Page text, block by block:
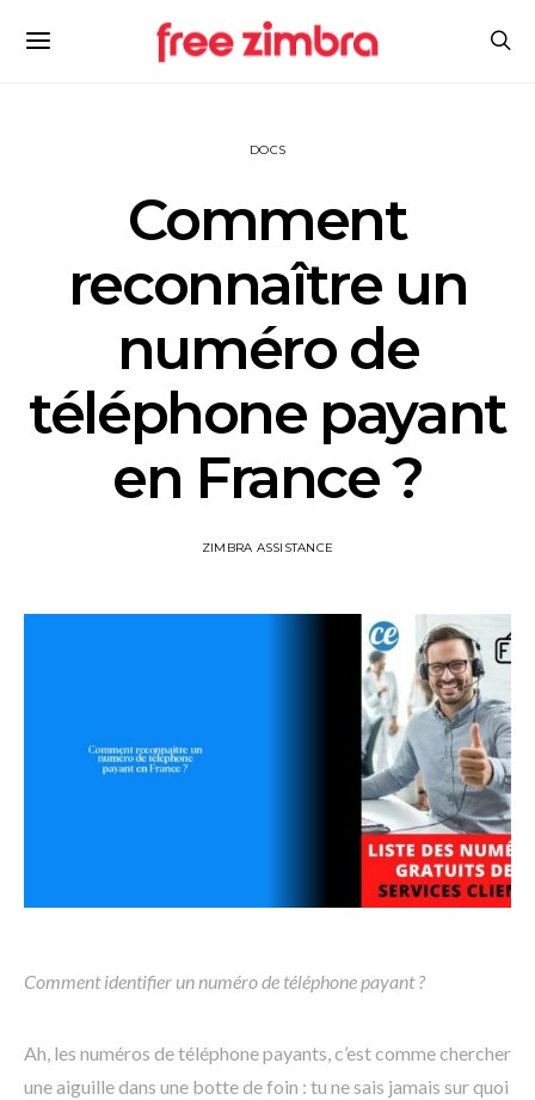
DOCS
Comment
reconnaître un
numéro de
téléphone payant
en France ?
ZIMBRA ASSISTANCE
Comment identifier un numéro de téléphone payant ?
Ah, les numéros de téléphone payants, c’est comme chercher
une aiguille dans une botte de foin : tu ne sais jamais sur quoi